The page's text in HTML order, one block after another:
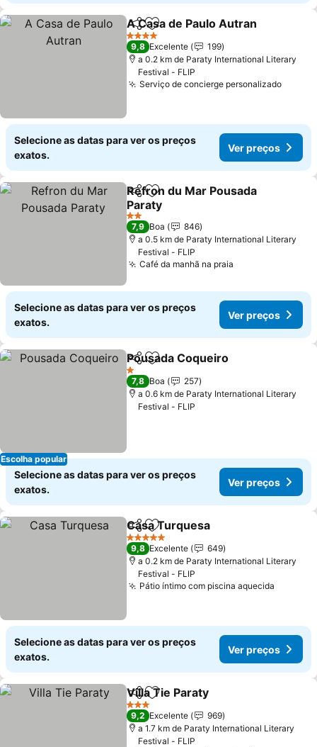
PartilharAdicionar aos favoritos
A Casa de Paulo Autran
4 Estrelas
9,8 Excelente
199
a 0.2 km de Paraty International Literary
Festival - FLIP
Serviço de concierge personalizado
Selecione as datas para ver os preços
exatos.
Ver preços
PartilharAdicionar aos favoritos
Refron du Mar Pousada
Paraty
2 Estrelas
7,9 Boa
846
a 0.5 km de Paraty International Literary
Festival - FLIP
Café da manhã na praia
Selecione as datas para ver os preços
exatos.
Ver preços
Escolha popular
PartilharAdicionar aos favoritos
Pousada Coqueiro
1 Estrelas
7,8 Boa
257
a 0.6 km de Paraty International Literary
Festival - FLIP
Selecione as datas para ver os preços
exatos.
Ver preços
PartilharAdicionar aos favoritos
Casa Turquesa
5 Estrelas
9,8 Excelente
649
a 0.2 km de Paraty International Literary
Festival - FLIP
Pátio íntimo com piscina aquecida
Selecione as datas para ver os preços
exatos.
Ver preços
PartilharAdicionar aos favoritos
Villa Tie Paraty
3 Estrelas
9,2 Excelente
969
a 1.7 km de Paraty International Literary
Festival - FLIP